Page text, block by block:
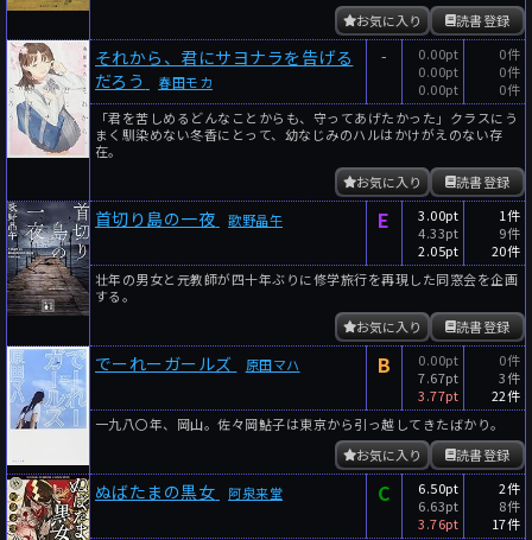
読書登録
お気に入り
それから、君にサヨナラを告げる
だろう
春田モカ
-
0.00pt
0.00pt
0.00pt
0件
0件
0件
「君を苦しめるどんなことからも、守ってあげたかった」クラスにう
まく馴染めない冬香にとって、幼なじみのハルはかけがえのない存
在。
読書登録
お気に入り
首切り島の一夜 歌野晶午 E
3.00pt
4.33pt
2.05pt
1件
9件
20件
壮年の男女と元教師が四十年ぶりに修学旅行を再現した同窓会を企画
する。
読書登録
お気に入り
でーれーガールズ 原田マハ B
0.00pt
7.67pt
3.77pt
0件
3件
22件
一九八〇年、岡山。佐々岡鮎子は東京から引っ越してきたばかり。
読書登録
お気に入り
ぬばたまの黒女 阿泉来堂 C
6.50pt
6.63pt
3.76pt
2件
8件
17件